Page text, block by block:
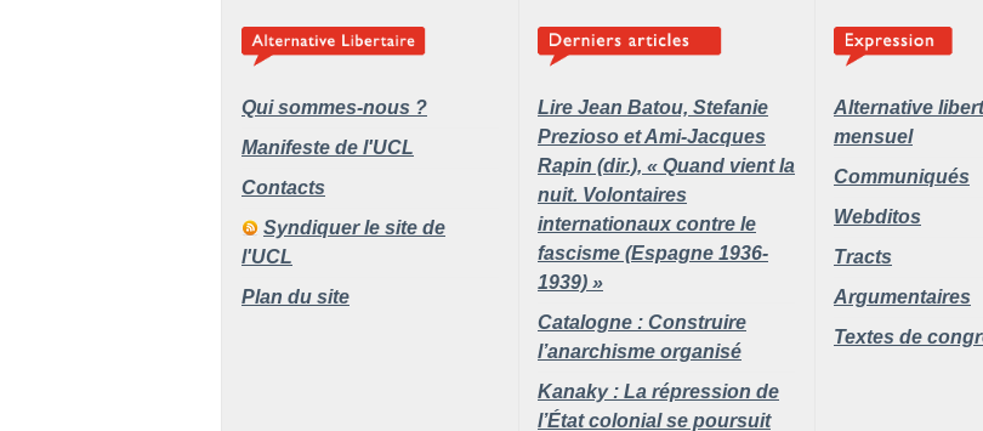
Qui sommes-nous ?
Manifeste de l'UCL
Contacts
Syndiquer le site de
l'UCL
Plan du site
Lire Jean Batou, Stefanie
Prezioso et Ami-Jacques
Rapin (dir.), « Quand vient la
nuit. Volontaires
internationaux contre le
fascisme (Espagne 1936-
1939) »
Catalogne : Construire
l’anarchisme organisé
Kanaky : La répression de
l’État colonial se poursuit
Alternative
mensuel
Communiqués
Webditos
Tracts
Argumentaires
Textes de